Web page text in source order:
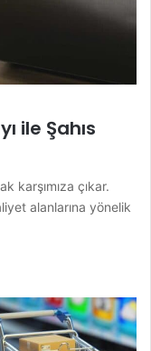
ile Şahıs
karşımıza çıkar.
alanlarına yönelik